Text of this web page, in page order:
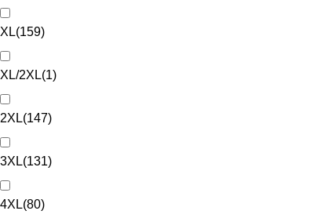
XL(159)
XL/2XL(1)
2XL(147)
3XL(131)
4XL(80)